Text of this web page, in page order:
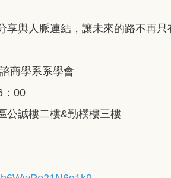
享與人脈連結，讓未來的路不再只
商學系系學會
：00
公誠樓二樓&勤樸樓三樓